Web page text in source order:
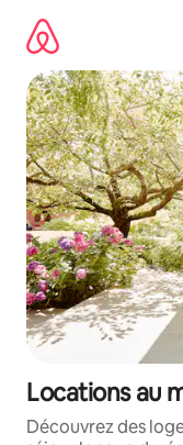
directement
contenu
Locations au
Découvrez des